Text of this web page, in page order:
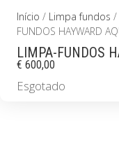
Início / Limpa fundos /
FUNDOS HAYWARD
LIMPA-FUNDOS
€ 600,00
Esgotado